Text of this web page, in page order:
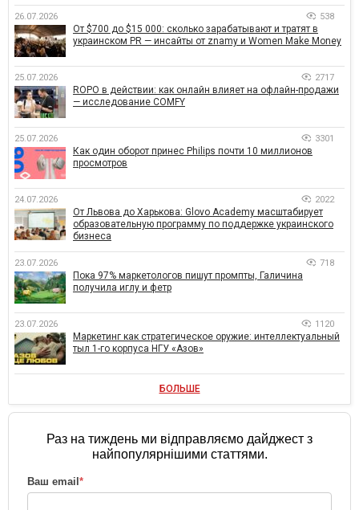
26.07.2026 538
От $700 до $15 000: сколько зарабатывают и тратят в
украинском PR — инсайты от znamy и Women Make Money
25.07.2026 2717
ROPO в действии: как онлайн влияет на офлайн-продажи
— исследование COMFY
25.07.2026 3301
Как один оборот принес Philips почти 10 миллионов
просмотров
24.07.2026 2022
От Львова до Харькова: Glovo Academy масштабирует
образовательную программу по поддержке украинского
бизнеса
23.07.2026 718
Пока 97% маркетологов пишут промпты, Галичина
получила иглу и фетр
23.07.2026 1120
Маркетинг как стратегическое оружие: интеллектуальный
тыл 1-го корпуса НГУ «Азов»
БОЛЬШЕ
Раз на тиждень ми відправляємо дайджест з
найпопулярнішими статтями.
Ваш email*